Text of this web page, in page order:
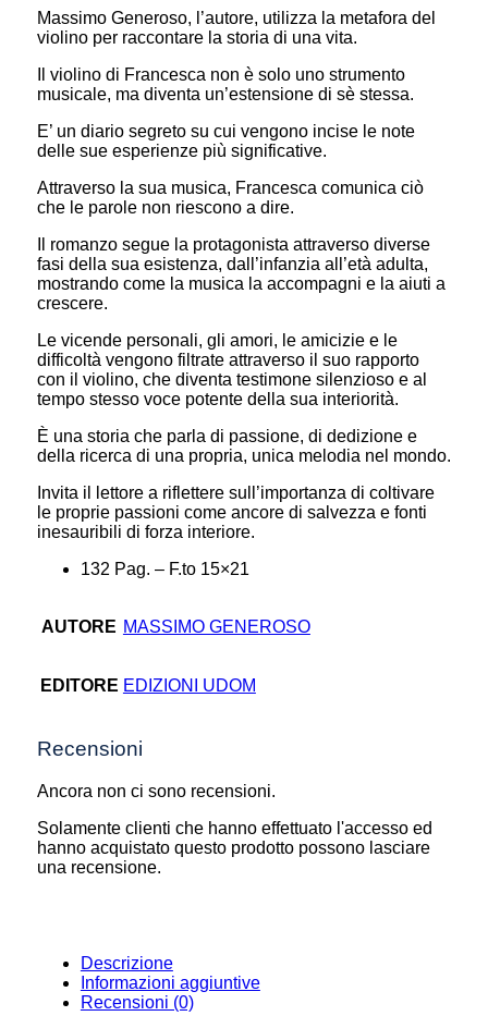
Massimo Generoso, l’autore, utilizza la metafora del
violino per raccontare la storia di una vita.
Il violino di Francesca non è solo uno strumento
musicale, ma diventa un’estensione di sè stessa.
E’ un diario segreto su cui vengono incise le note
delle sue esperienze più significative.
Attraverso la sua musica, Francesca comunica ciò
che le parole non riescono a dire.
Il romanzo segue la protagonista attraverso diverse
fasi della sua esistenza, dall’infanzia all’età adulta,
mostrando come la musica la accompagni e la aiuti a
crescere.
Le vicende personali, gli amori, le amicizie e le
difficoltà vengono filtrate attraverso il suo rapporto
con il violino, che diventa testimone silenzioso e al
tempo stesso voce potente della sua interiorità.
È una storia che parla di passione, di dedizione e
della ricerca di una propria, unica melodia nel mondo.
Invita il lettore a riflettere sull’importanza di coltivare
le proprie passioni come ancore di salvezza e fonti
inesauribili di forza interiore.
132 Pag. – F.to 15×21
AUTORE MASSIMO GENEROSO
EDITORE EDIZIONI UDOM
Recensioni
Ancora non ci sono recensioni.
Solamente clienti che hanno effettuato l'accesso ed
hanno acquistato questo prodotto possono lasciare
una recensione.
Descrizione
Informazioni aggiuntive
Recensioni (0)